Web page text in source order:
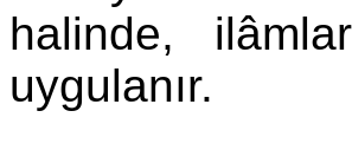
halinde,
uygulanır.